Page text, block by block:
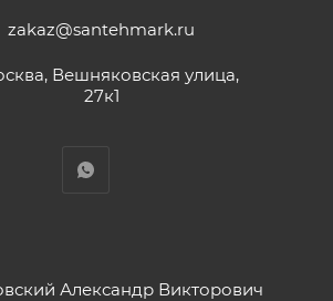
zakaz@santehmark.ru
Вешняковская улица,
27к1
Александр Викторович